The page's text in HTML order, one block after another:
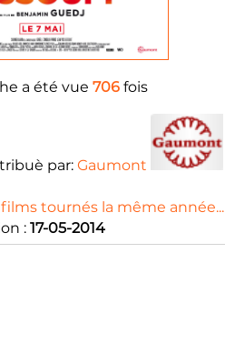
a été vue 706 fois
par: Gaumont
films tournés la même année...
: 17-05-2014